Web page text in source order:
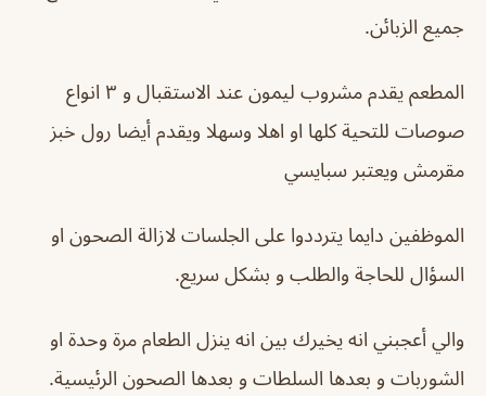
جميع الزبائن.
المطعم يقدم مشروب ليمون عند الاستقبال و ٣ انواع
صوصات للتحية كلها او اهلا وسهلا ويقدم أيضا رول خبز
مقرمش ويعتبر سبايسي
الموظفين دايما يترددوا على الجلسات لازالة الصحون او
السؤال للحاجة والطلب و بشكل سريع.
والي أعجبني انه يخيرك بين انه ينزل الطعام مرة وحدة او
الشوربات و بعدها السلطات و بعدها الصحون الرئيسية.